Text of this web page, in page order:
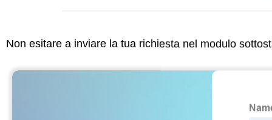
Non esitare a inviare la tua richiesta nel modulo